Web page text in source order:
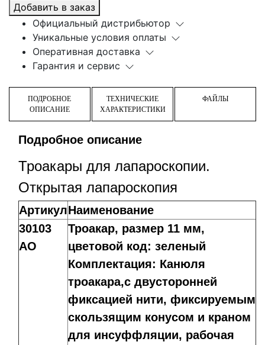
Добавить в заказ
Официальный дистрибьютор
Уникальные условия оплаты
Оперативная доставка
Гарантия и сервис
ПОДРОБНОЕ
ОПИСАНИЕ
ТЕХНИЧЕСКИЕ
ХАРАКТЕРИСТИКИ
ФАЙЛЫ
Подробное описание
Троакары для лапароскопии.
Открытая лапароскопия
АртикулНаименование
30103
AO
Троакар, размер 11 мм,
цветовой код: зеленый
Комплектация: Канюля
троакара,с двусторонней
фиксацией нити, фиксируемым
скользящим конусом и краном
для инсуффляции, рабочая